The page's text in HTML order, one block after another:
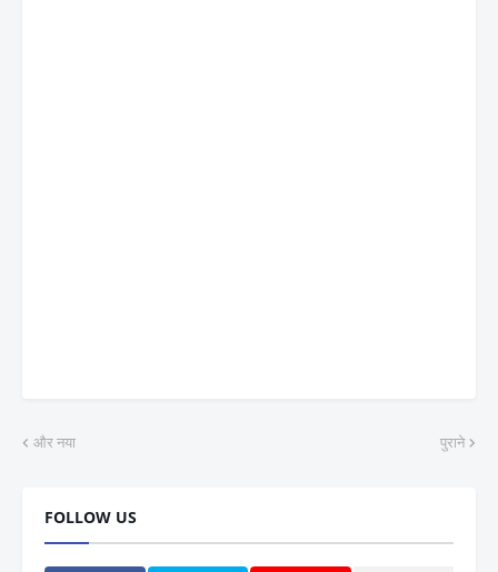
और नया पुराने
FOLLOW US